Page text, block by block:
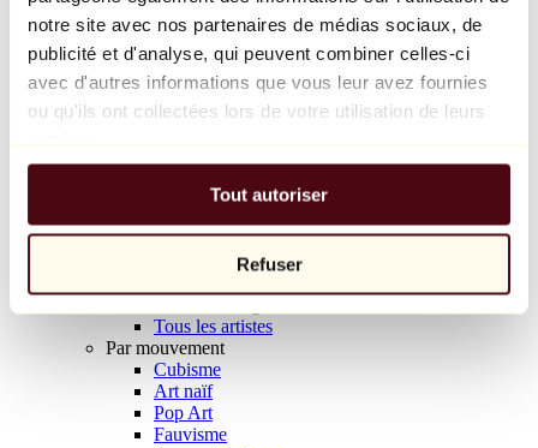
notre site avec nos partenaires de médias sociaux, de
publicité et d'analyse, qui peuvent combiner celles-ci
avec d'autres informations que vous leur avez fournies
ou qu'ils ont collectées lors de votre utilisation de leurs
Tout autoriser
Refuser
Balloon Dog (Orange)
Jeff Koons
10 000 €
Parcourir
Tous les sculpteurs
Tous les photographes
Tous les artistes
Par mouvement
Cubisme
Art naïf
Pop Art
Fauvisme